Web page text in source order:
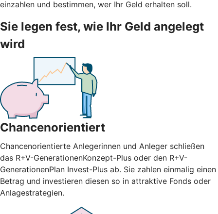
einzahlen und bestimmen, wer Ihr Geld erhalten soll.
Sie legen fest, wie Ihr Geld angelegt
wird
Chancenorientiert
Chancenorientierte Anlegerinnen und Anleger schließen
das R+V-GenerationenKonzept-Plus oder den R+V-
GenerationenPlan Invest-Plus ab. Sie zahlen einmalig einen
Betrag und investieren diesen so in attraktive Fonds oder
Anlagestrategien.